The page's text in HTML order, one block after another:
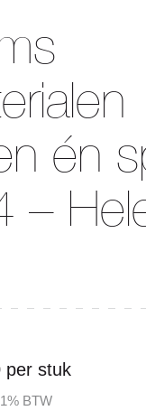
én
–
per stuk
BTW